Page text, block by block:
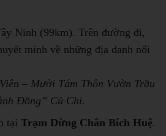
Ninh (99km). Trên đường đi,
minh về những địa danh nổi
– Mười Tám Thôn Vườn Trầu
Đồng” Củ Chi.
tại Trạm Dừng Chân Bích Huệ.